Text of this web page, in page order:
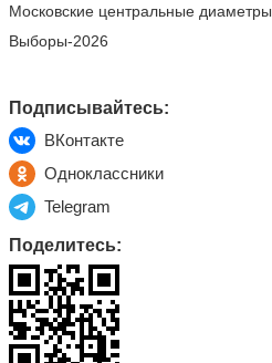
Московские центральные диаметры
Выборы-2026
Подписывайтесь:
ВКонтакте
Одноклассники
Telegram
Поделитесь: